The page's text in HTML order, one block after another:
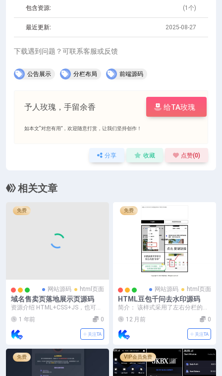
包含资源: (1个)
最近更新: 2025-08-27
下载遇到问题？可联系客服或反馈
公告展示 分栏布局 前端源码
予人玫瑰，手留余香 给TA玫瑰
如本文“对您有用”，欢迎随意打赏，让我们坚持创作！
分享 收藏 点赞(0)
相关文章
免费
网站源码 html页面
域名售卖页落地展示页源码
资源介绍 HTML+CSS+JS，也可以
做个人引导页。 预览截图
1 年前 0
关注TA
免费
网站源码 html页面
HTML豆包千问去水印源码
简介： 该样式采用了左右分栏的布
局设计。左侧是 “公告列表”，以列
表形式呈现多条...
12 月前 0
关注TA
免费 VIP会员免费